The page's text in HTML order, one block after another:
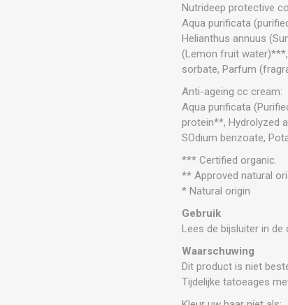
Nutrideep protective
Aqua purificata
Helianthus annuus
(Lemon fruit
sorbate, Parfum
Anti-ageing cc cream:
Aqua purificata
protein**, Hydrolyzed
SOdium benzoate,
*** Certified organic.
** Approved natural
* Natural origin
Gebruik
Lees de bijsluiter in
Waarschuwing
Dit product is niet
Tijdelijke tatoeages